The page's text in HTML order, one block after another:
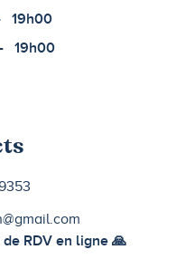
19h00
- 19h00
RDV en ligne 🙏